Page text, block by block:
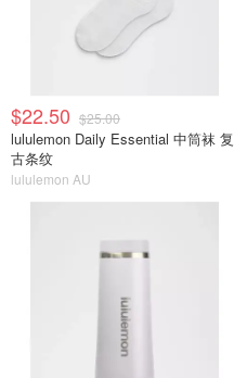
$22.50 $25.00
lululemon Daily Essential 中筒袜 复
古条纹
lululemon AU